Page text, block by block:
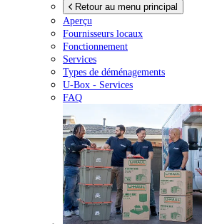
Retour au menu principal
Aperçu
Fournisseurs locaux
Fonctionnement
Services
Types de déménagements
U-Box - Services
FAQ